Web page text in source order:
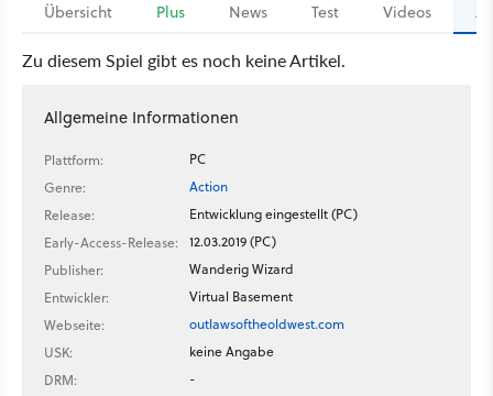
Übersicht Plus News Test Videos
Zu diesem Spiel gibt es noch keine Artikel.
Allgemeine Informationen
Plattform:
PC
Genre:
Action
Release:
Entwicklung eingestellt (PC)
Early-Access-Release:
12.03.2019 (PC)
Publisher:
Wanderig Wizard
Entwickler:
Virtual Basement
Webseite:
outlawsoftheoldwest.com
USK:
keine Angabe
DRM:
-